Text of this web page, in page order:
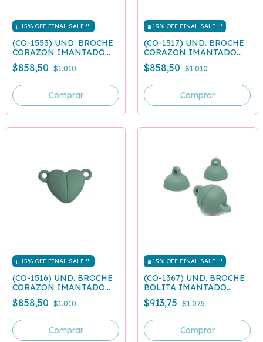
¡¡¡ 15% OFF FINAL SALE !!!
(CO-1553) UND. BROCHE
CORAZON IMANTADO
ROSA
$858,50 $1.010
¡¡¡ 15% OFF FINAL SALE !!!
(CO-1517) UND. BROCHE
CORAZON IMANTADO
FUCSIA
$858,50 $1.010
¡¡¡ 15% OFF FINAL SALE !!!
(CO-1516) UND. BROCHE
CORAZON IMANTADO
TURQUESA
$858,50 $1.010
¡¡¡ 15% OFF FINAL SALE !!!
(CO-1367) UND. BROCHE
BOLITA IMANTADO
TURQUESA
$913,75 $1.075